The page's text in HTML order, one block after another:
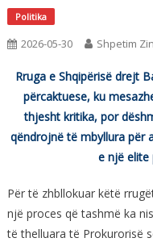
Politika
2026-05-30 Shpetim
Rruga e Shqipërisë drejt
përcaktuese, ku
thjesht kritika, por
qëndrojnë të mbyllura për
e një elite
Për të zhbllokuar këtë
një proces që tashmë ka
të thelluara të Prokurorisë